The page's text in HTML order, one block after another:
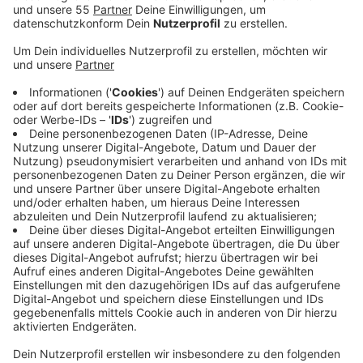
Kevelaer.
Er war mit 133 km/h anstatt erlaubten 70
Stundenkilometer unterwegs. Ihn erwarten ein
Bußgeld von 480 Euro, 2 Punkte in Flensburg sowie
vier Wochen Fahrverbot. Darüber hinaus stoppte die
Polizei in Geldern-Kapellen den Fahrer eines deutlich
überladenen Klein-Transporters sowie einen
landwirtschaftlichen LKW, der viel zu schnell
unterwegs war, weil dessen Drosselung entfernt
worden war. In der Klever Oberstadt nahm die Polizei
dann noch die dortige Tuner- und Poserszene unter die
Lupe. Neben Tempo-Verstößen, Lärmbelästigung und
Verstößen gegen das Zulassungsrecht wurden auch